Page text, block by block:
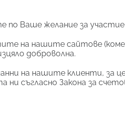
по Ваше желание за
на нашите сайтове
доброволна.
на нашите клиенти, за
ни съгласно Закона за